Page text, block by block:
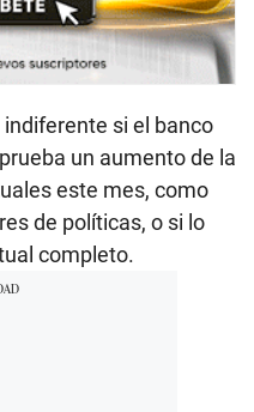
si el banco
un aumento de la
este mes, como
de políticas, o si lo
completo.